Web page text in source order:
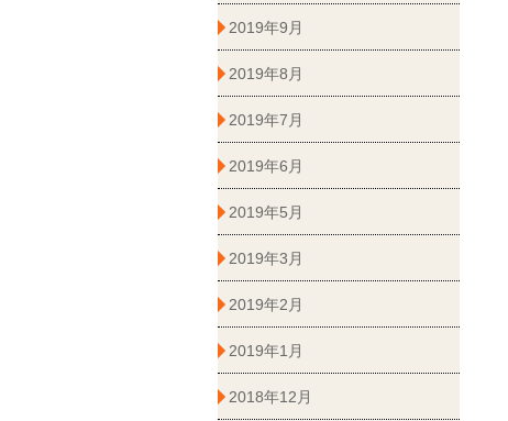
2019年9月
2019年8月
2019年7月
2019年6月
2019年5月
2019年3月
2019年2月
2019年1月
2018年12月